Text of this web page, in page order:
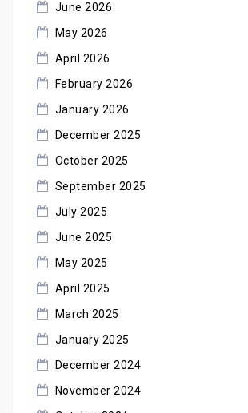
June 2026
May 2026
April 2026
February 2026
January 2026
December 2025
October 2025
September 2025
July 2025
June 2025
May 2025
April 2025
March 2025
January 2025
December 2024
November 2024